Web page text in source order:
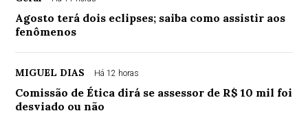
Agosto terá dois eclipses; saiba como assistir aos
fenômenos
MIGUEL DIAS Há 12 horas
Comissão de Ética dirá se assessor de R$ 10 mil foi
desviado ou não